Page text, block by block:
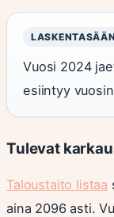
Vuosi 2024
esiintyy
Tulevat
Taloustaito listaa
aina 2096 asti.